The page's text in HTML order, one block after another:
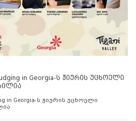
in Georgia-ს ჟიურის უცხოელი
in Georgia-ს ჟიურის უცხოელი